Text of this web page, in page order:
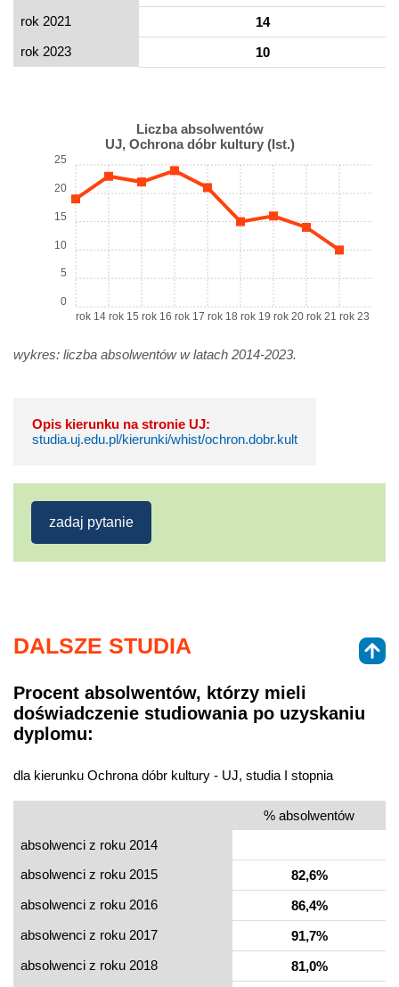
rok 2021
14
rok 2023
10
Liczba absolwentów
UJ, Ochrona dóbr kultury (Ist.)
rok 14 rok 15 rok 16 rok 17 rok 18 rok 19 rok 20 rok 21 rok 23
0
5
10
15
20
25
wykres: liczba absolwentów w latach 2014-2023.
Opis kierunku na stronie UJ:
studia.uj.edu.pl/kierunki/whist/ochron.dobr.kult
zadaj pytanie
DALSZE STUDIA
Procent absolwentów, którzy mieli
doświadczenie studiowania po uzyskaniu
dyplomu:
dla kierunku Ochrona dóbr kultury - UJ, studia I stopnia
% absolwentów
absolwenci z roku 2014
absolwenci z roku 2015
82,6%
absolwenci z roku 2016
86,4%
absolwenci z roku 2017
91,7%
absolwenci z roku 2018
81,0%